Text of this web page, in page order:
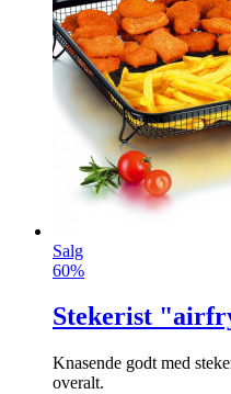
Salg
60%
Stekerist
Knasende godt med
overalt.